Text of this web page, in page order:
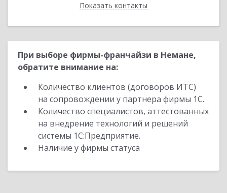
Показать контакты
Назад
При выборе фирмы-франчайзи в Немане,
обратите внимание на:
Количество клиентов (договоров ИТС)
на сопровождении у партнера фирмы 1С.
Количество специалистов, аттестованных
на внедрение технологий и решений
системы 1С:Предприятие.
Наличие у фирмы статуса